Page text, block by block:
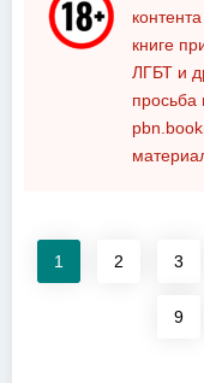
контента
книге
ЛГБТ и
просьба
1 2 3
9